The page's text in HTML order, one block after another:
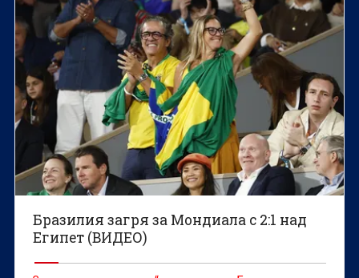
Бразилия загря за Мондиала с 2:1 над
Египет (ВИДЕО)